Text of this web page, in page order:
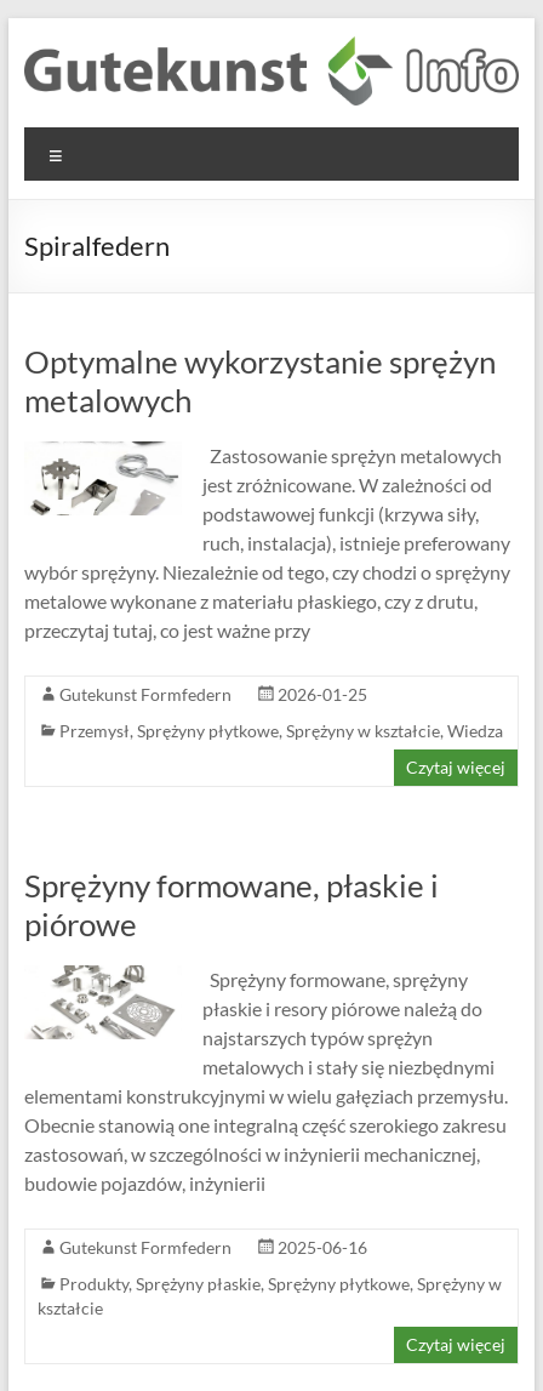
content
Gutekunst
Formfedern
GmbH
Informationen
Flachmaterial
Spiralfedern
Optymalne wykorzystanie sprężyn
metalowych
Zastosowanie sprężyn metalowych
jest zróżnicowane. W zależności od
podstawowej funkcji (krzywa siły,
ruch, instalacja), istnieje preferowany
wybór sprężyny. Niezależnie od tego, czy chodzi o sprężyny
metalowe wykonane z materiału płaskiego, czy z drutu,
przeczytaj tutaj, co jest ważne przy
Gutekunst Formfedern
2026-01-25
Przemysł, Sprężyny płytkowe, Sprężyny w kształcie, Wiedza
Czytaj więcej
Sprężyny formowane, płaskie i
piórowe
Sprężyny formowane, sprężyny
płaskie i resory piórowe należą do
najstarszych typów sprężyn
metalowych i stały się niezbędnymi
elementami konstrukcyjnymi w wielu gałęziach przemysłu.
Obecnie stanowią one integralną część szerokiego zakresu
zastosowań, w szczególności w inżynierii mechanicznej,
budowie pojazdów, inżynierii
Gutekunst Formfedern
2025-06-16
Produkty, Sprężyny płaskie, Sprężyny płytkowe, Sprężyny w
kształcie
Czytaj więcej